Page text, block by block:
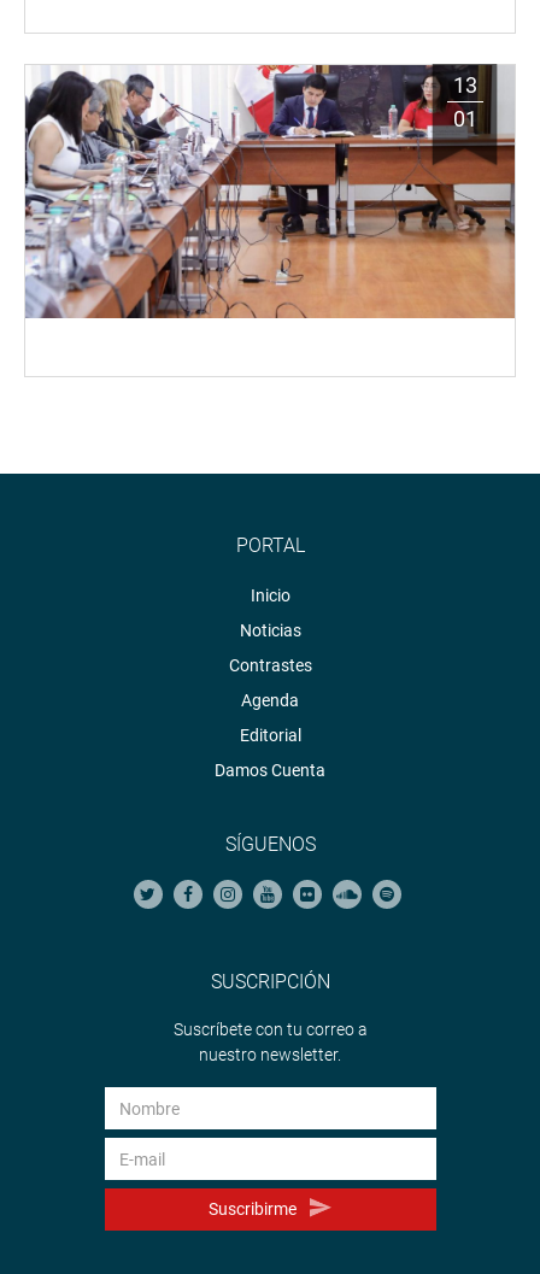
13
01
PORTAL
Inicio
Noticias
Contrastes
Agenda
Editorial
Damos Cuenta
SÍGUENOS
SUSCRIPCIÓN
Suscríbete con tu correo a
nuestro newsletter.
Suscribirme